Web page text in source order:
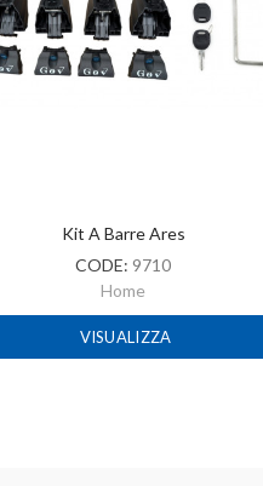
Kit A Barre Ares
CODE: 9710
Home
VISUALIZZA